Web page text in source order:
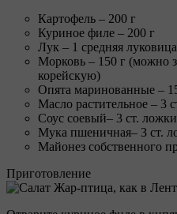
Картофель – 200 г
Куриное филе – 200 г
Лук – 1 средняя луковица
Морковь – 150 г (можно
корейскую)
Опята маринованные –
Масло растительное – 3
Соус соевый– 3 ст. ложки
Мука пшеничная– 3 ст.
Майонез собственного
Приготовление